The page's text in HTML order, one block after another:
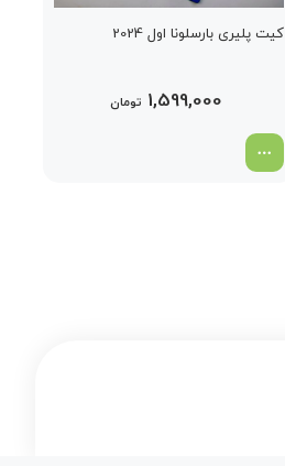
کیت پلیری بارسلونا اول 2024
1,599,000 تومان